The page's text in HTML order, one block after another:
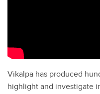
Vikalpa has produced
highlight and investigate